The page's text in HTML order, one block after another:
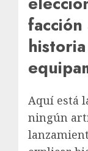
facción
Aquí está
ningún